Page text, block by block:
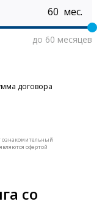
мес.
до 60 месяцев
договора
ознакомительный
офертой
со